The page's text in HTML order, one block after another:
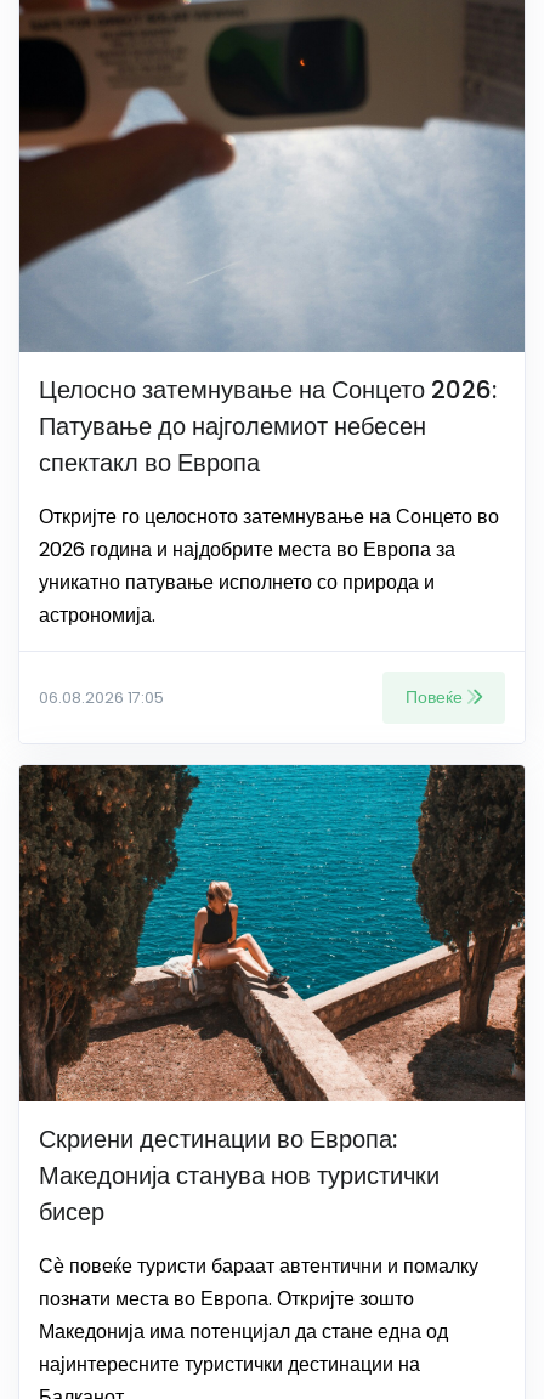
Целосно затемнување на Сонцето 2026:
Патување до најголемиот небесен
спектакл во Европа
Откријте го целосното затемнување на Сонцето во
2026 година и најдобрите места во Европа за
уникатно патување исполнето со природа и
астрономија.
06.08.2026 17:05 Повеќе
Скриени дестинации во Европа:
Македонија станува нов туристички
бисер
Сѐ повеќе туристи бараат автентични и помалку
познати места во Европа. Откријте зошто
Македонија има потенцијал да стане една од
најинтересните туристички дестинации на